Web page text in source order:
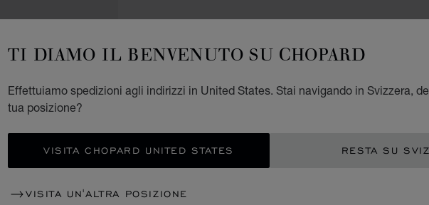
TI DIAMO IL BENVENUTO SU CHOPARD
Effettuiamo spedizioni agli indirizzi in United States. Stai navigando in Svizzera,
tua posizione?
VISITA CHOPARD UNITED STATES RESTA SU
VISITA UN'ALTRA POSIZIONE